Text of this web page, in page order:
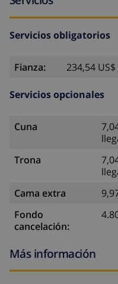
Servicios obligatorios
Fianza: 234,54
Servicios opcionales
Cuna
Trona
Cama extra
Fondo
cancelación:
Más información